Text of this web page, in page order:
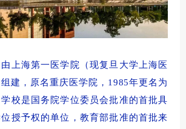
上海第一医学院（现复旦大学上海医
建，原名重庆医学院，1985年更名为
校是国务院学位委员会批准的首批具
授予权的单位，教育部批准的首批来